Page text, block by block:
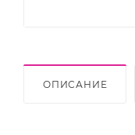
ОПИСАНИЕ